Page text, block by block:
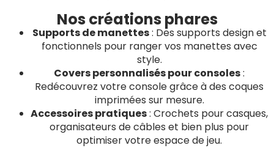
Nos créations phares
Supports de manettes: Des supports design et
fonctionnels pour ranger vos manettes avec
style.
Covers personnalisés pour consoles:
Redécouvrez votre console grâce à des coques
imprimées sur mesure.
Accessoires pratiques: Crochets pour casques,
organisateurs de câbles et bien plus pour
optimiser votre espace de jeu.